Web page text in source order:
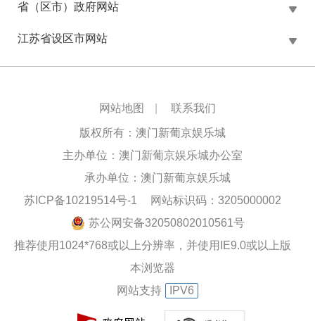
省（区市）政府网站
江苏省设区市网站
网站地图 联系我们
版权所有：澳门新葡京娱乐城
主办单位：澳门新葡京娱乐城办公室
承办单位：澳门新葡京娱乐城
苏ICP备10219514号-1
网站标识码：3205000002
苏公网安备32050802010561号
推荐使用1024*768或以上分辨率，并使用IE9.0或以上版
本浏览器
网站支持
IPV6